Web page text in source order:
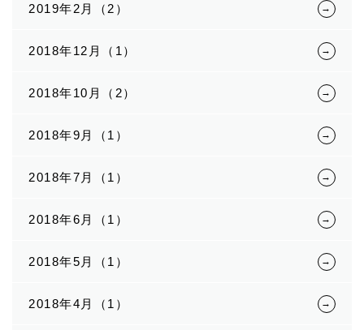
2019年2月（2）
2018年12月（1）
2018年10月（2）
2018年9月（1）
2018年7月（1）
2018年6月（1）
2018年5月（1）
2018年4月（1）